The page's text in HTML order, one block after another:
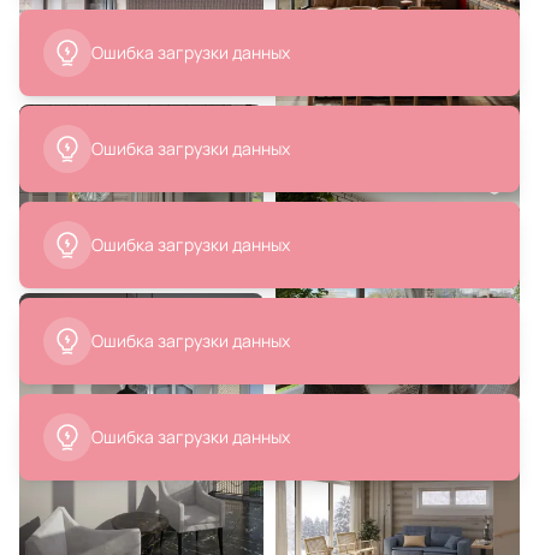
Бра Omnilux Fontelo OML-50401-
Светильник подвесной Lussole
6 490 ₽ 6 244 ₽